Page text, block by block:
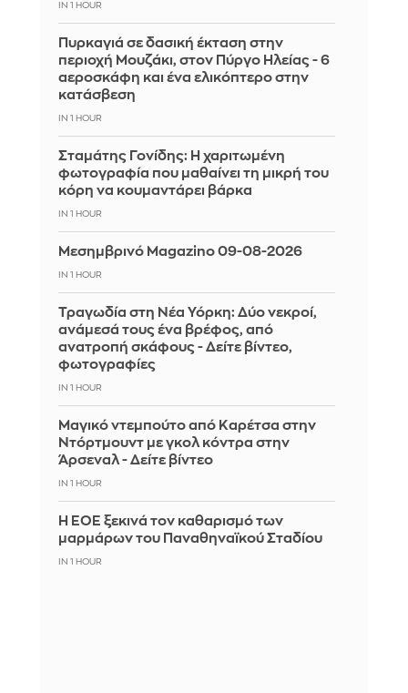
IN 1 HOUR
Πυρκαγιά σε δασική έκταση στην
περιοχή Μουζάκι, στον Πύργο Ηλείας - 6
αεροσκάφη και ένα ελικόπτερο στην
κατάσβεση
IN 1 HOUR
Σταμάτης Γονίδης: Η χαριτωμένη
φωτογραφία που μαθαίνει τη μικρή του
κόρη να κουμαντάρει βάρκα
IN 1 HOUR
Μεσημβρινό Magazino 09-08-2026
IN 1 HOUR
Τραγωδία στη Νέα Υόρκη: Δύο νεκροί,
ανάμεσά τους ένα βρέφος, από
ανατροπή σκάφους - Δείτε βίντεο,
φωτογραφίες
IN 1 HOUR
Μαγικό ντεμπούτο από Καρέτσα στην
Ντόρτμουντ με γκολ κόντρα στην
Άρσεναλ - Δείτε βίντεο
IN 1 HOUR
Η ΕΟΕ ξεκινά τον καθαρισμό των
μαρμάρων του Παναθηναϊκού Σταδίου
IN 1 HOUR